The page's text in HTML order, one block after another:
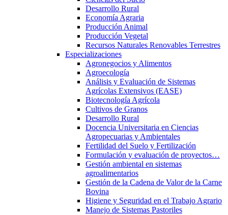
Desarrollo Rural
Economía Agraria
Producción Animal
Producción Vegetal
Recursos Naturales Renovables Terrestres
Especializaciones
Agronegocios y Alimentos
Agroecología
Análisis y Evaluación de Sistemas
Agrícolas Extensivos (EASE)
Biotecnología Agrícola
Cultivos de Granos
Desarrollo Rural
Docencia Universitaria en Ciencias
Agropecuarias y Ambientales
Fertilidad del Suelo y Fertilización
Formulación y evaluación de proyectos…
Gestión ambiental en sistemas
agroalimentarios
Gestión de la Cadena de Valor de la Carne
Bovina
Higiene y Seguridad en el Trabajo Agrario
Manejo de Sistemas Pastoriles